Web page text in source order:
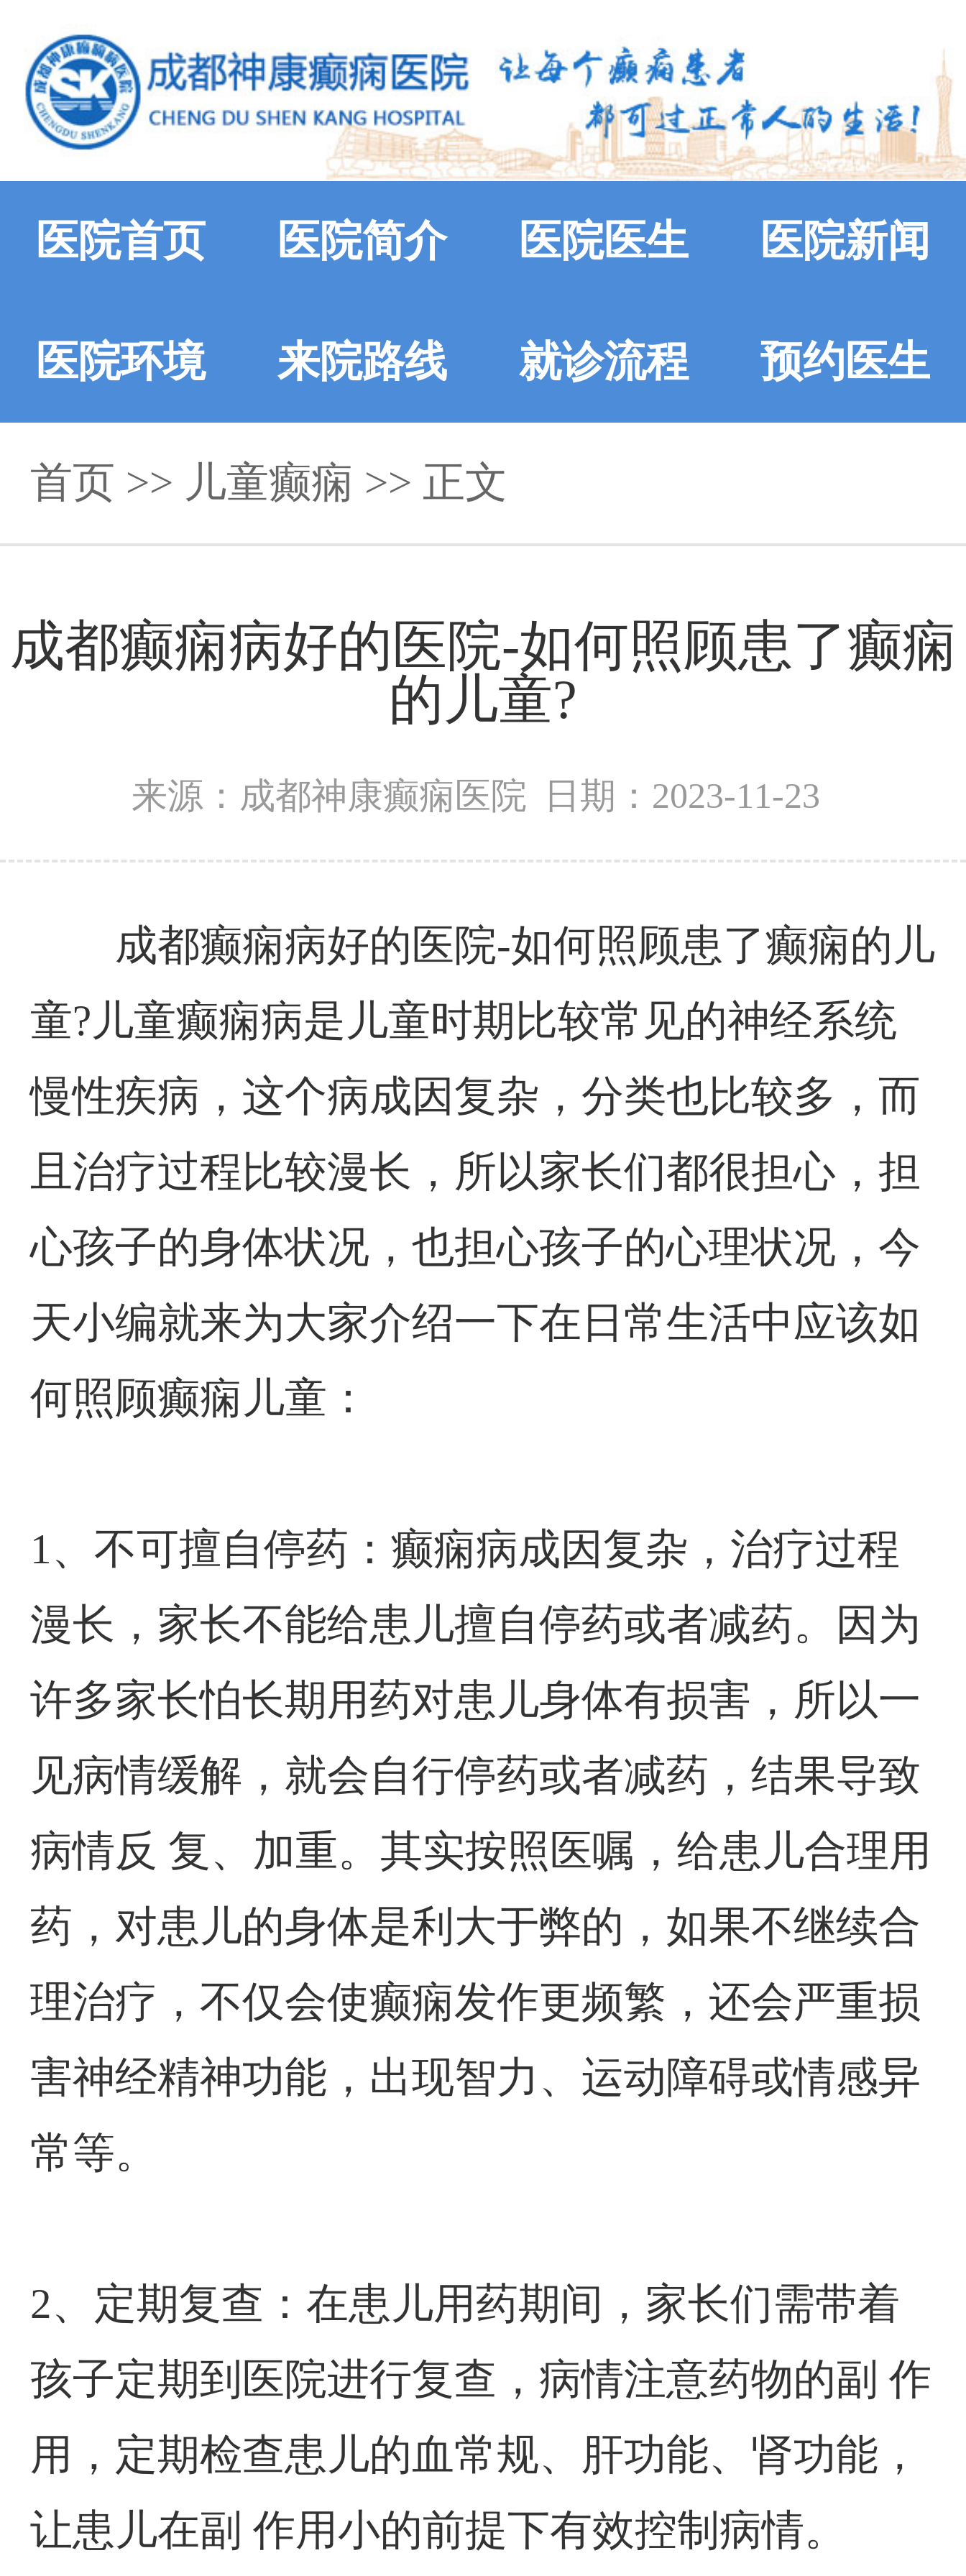
医院首页 医院简介 医院医生 医院新闻
医院环境 来院路线 就诊流程 预约医生
首页 >> 儿童癫痫 >> 正文
成都癫痫病好的医院-如何照顾患了癫痫
的儿童?
来源：成都神康癫痫医院 日期：2023-11-23
成都癫痫病好的医院-如何照顾患了癫痫的儿
童?儿童癫痫病是儿童时期比较常见的神经系统
慢性疾病，这个病成因复杂，分类也比较多，而
且治疗过程比较漫长，所以家长们都很担心，担
心孩子的身体状况，也担心孩子的心理状况，今
天小编就来为大家介绍一下在日常生活中应该如
何照顾癫痫儿童：
1、不可擅自停药：癫痫病成因复杂，治疗过程
漫长，家长不能给患儿擅自停药或者减药。因为
许多家长怕长期用药对患儿身体有损害，所以一
见病情缓解，就会自行停药或者减药，结果导致
病情反 复、加重。其实按照医嘱，给患儿合理用
药，对患儿的身体是利大于弊的，如果不继续合
理治疗，不仅会使癫痫发作更频繁，还会严重损
害神经精神功能，出现智力、运动障碍或情感异
常等。
2、定期复查：在患儿用药期间，家长们需带着
孩子定期到医院进行复查，病情注意药物的副 作
用，定期检查患儿的血常规、肝功能、肾功能，
让患儿在副 作用小的前提下有效控制病情。